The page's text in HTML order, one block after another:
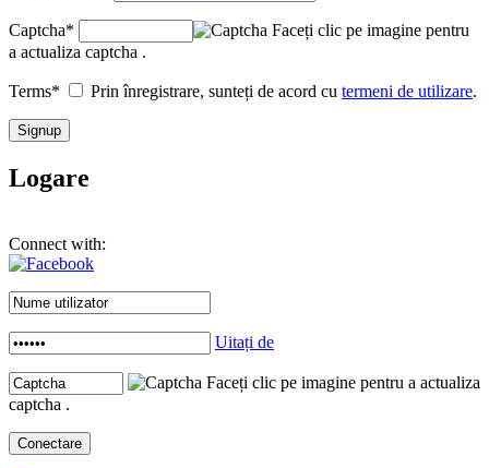
Captcha*
Faceți clic pe imagine pentru
a actualiza captcha .
Terms* Prin înregistrare, sunteți de acord cu termeni de utilizare.
Logare
Connect with:
Uitați de
Faceți clic pe imagine pentru a actualiza
captcha .